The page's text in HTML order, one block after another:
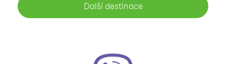
Další destinace